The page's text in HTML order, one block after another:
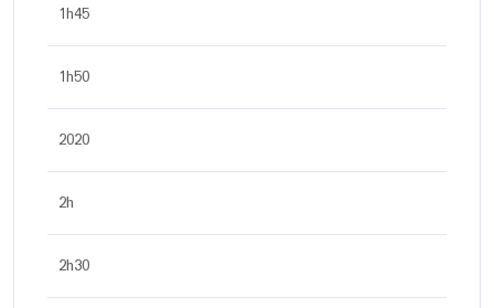
1h45
1h50
2020
2h
2h30